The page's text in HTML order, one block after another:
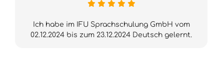
Ich habe im IFU Sprachschulung GmbH vom
02.12.2024 bis zum 23.12.2024 Deutsch gelernt.